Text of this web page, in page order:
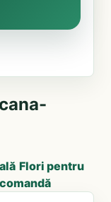
Flori pentru